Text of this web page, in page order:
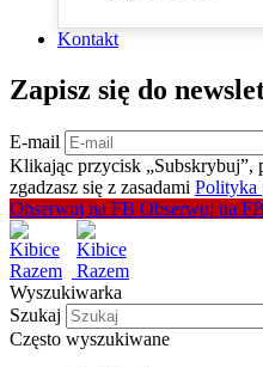
Kontakt
Zapisz się do
E-mail
Klikając przycisk „Subskrybuj”,
zgadzasz się z zasadami Polityka
Obserwuj na FB Obserwuj na FB
Wyszukiwarka
Szukaj
Często wyszukiwane